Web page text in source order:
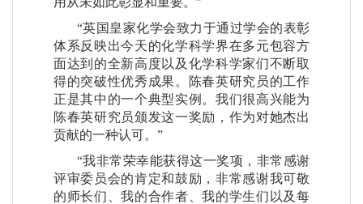
“英国皇家化学会致力于通过学会的表彰
体系反映出今天的化学科学界在多元包容方
面达到的全新高度以及化学科学家们不断取
得的突破性优秀成果。陈春英研究员的工作
正是其中的一个典型实例。我们很高兴能为
陈春英研究员颁发这一奖励，作为对她杰出
贡献的一种认可。”
“我非常荣幸能获得这一奖项，非常感谢
评审委员会的肯定和鼓励，非常感谢我可敬
的师长们、我的合作者、我的学生们以及每